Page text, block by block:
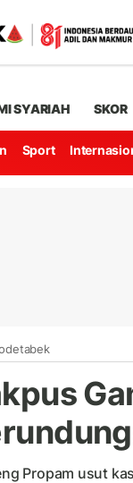
SYARIAH SKOR
Sport
Propam usut